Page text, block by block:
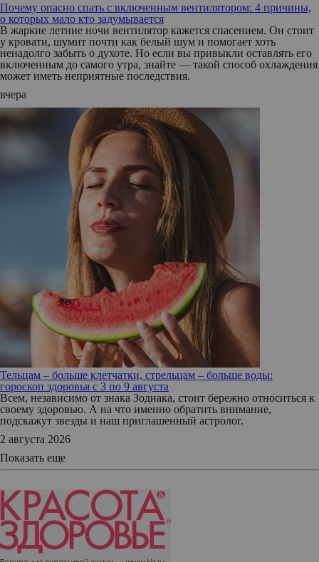
Почему опасно спать с включенным вентилятором: 4 причины,
о которых мало кто задумывается
В жаркие летние ночи вентилятор кажется спасением. Он стоит
у кровати, шумит почти как белый шум и помогает хоть
ненадолго забыть о духоте. Но если вы привыкли оставлять его
включенным до самого утра, знайте — такой способ охлаждения
может иметь неприятные последствия.
вчера
Тельцам – больше клетчатки, стрельцам – больше воды:
гороскоп здоровья с 3 по 9 августа
Всем, независимо от знака Зодиака, стоит бережно относиться к
своему здоровью. А на что именно обратить внимание,
подскажут звезды и наш приглашенный астролог.
2 августа 2026
Показать еще